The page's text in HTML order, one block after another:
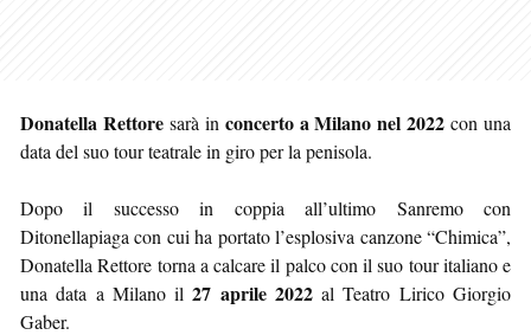
Donatella Rettoresarà in concerto a Milano nel 2022 con una
data del suo tour teatrale in giro per la penisola.
Dopo il successo in coppia all’ultimo Sanremo con
Ditonellapiaga con cui ha portato l’esplosiva canzone “Chimica”,
Donatella Rettore torna a calcare il palco con il suo tour italiano e
una data a Milano il27 aprile 2022al Teatro Lirico Giorgio
Gaber.